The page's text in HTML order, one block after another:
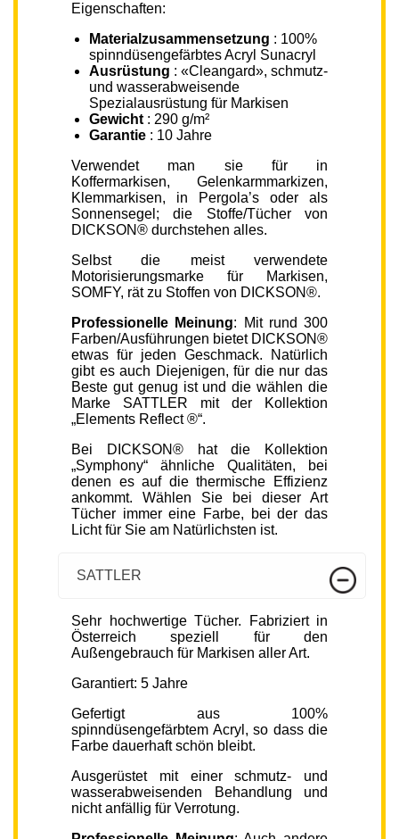
Eigenschaften:
Materialzusammensetzung : 100%
spinndüsengefärbtes Acryl Sunacryl
Ausrüstung : «Cleangard», schmutz-
und wasserabweisende
Spezialausrüstung für Markisen
Gewicht : 290 g/m²
Garantie : 10 Jahre
Verwendet man sie für in
Koffermarkisen, Gelenkarmmarkizen,
Klemmarkisen, in Pergola’s oder als
Sonnensegel; die Stoffe/Tücher von
DICKSON® durchstehen alles.
Selbst die meist verwendete
Motorisierungsmarke für Markisen,
SOMFY, rät zu Stoffen von DICKSON®.
Professionelle Meinung: Mit rund 300
Farben/Ausführungen bietet DICKSON®
etwas für jeden Geschmack. Natürlich
gibt es auch Diejenigen, für die nur das
Beste gut genug ist und die wählen die
Marke SATTLER mit der Kollektion
„Elements Reflect ®“.
Bei DICKSON® hat die Kollektion
„Symphony“ ähnliche Qualitäten, bei
denen es auf die thermische Effizienz
ankommt. Wählen Sie bei dieser Art
Tücher immer eine Farbe, bei der das
Licht für Sie am Natürlichsten ist.
SATTLER
Sehr hochwertige Tücher. Fabriziert in
Österreich speziell für den
Außengebrauch für Markisen aller Art.
Garantiert: 5 Jahre
Gefertigt aus 100%
spinndüsengefärbtem Acryl, so dass die
Farbe dauerhaft schön bleibt.
Ausgerüstet mit einer schmutz- und
wasserabweisenden Behandlung und
nicht anfällig für Verrotung.